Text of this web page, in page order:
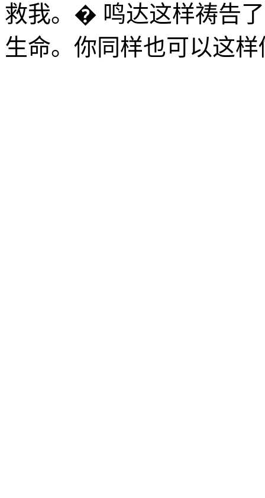
救我。� 鸣达这样祷告
生命。你同样也可以这